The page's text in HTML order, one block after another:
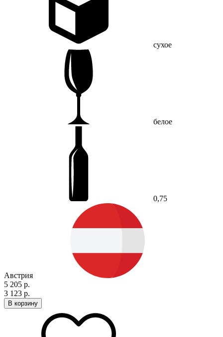
сухое
белое
0,75
Австрия
5 205 р.
3 123 р.
В корзину